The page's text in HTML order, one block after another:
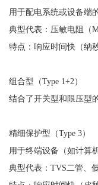
用于配电系统或设备端
典型代表：压敏电阻（
特点：响应时间快（纳
组合型（Type 1+2）
结合了开关型和限压型
精细保护型（Type 3）
用于终端设备（如计算
典型代表： TVS二管、